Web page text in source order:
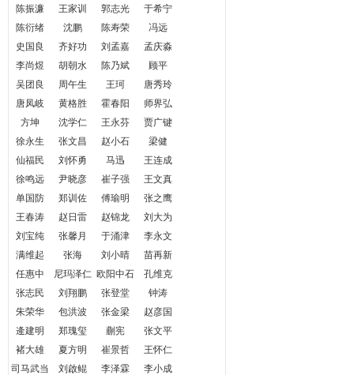
陈振濂
王家训 郭志光
于希宁
陈衍绪
沈鹏 陈寿荣
冯远
史国良
齐好功 刘孟嘉
孟庆淼
李尚煜
胡朝水 陈乃斌
顾平
吴团良
周午生 王珂
唐秀玲
唐凤岐
黄格胜 霍春阳
师界弘
方坤
沈学仁 王永芬
贾广键
徐永生
张文昌 赵小石
梁健
仙福民
刘怀勇 马迅
王连成
徐鸣远
尹晓彦 崔子强
王文真
单国防
郑训佐 傅瑜明
张之鹰
王春涛
赵日雷 赵锦龙
刘大为
刘宝纯
张馨月 于涌津
李永文
满维起
张海 刘小晴
苗再新
任惠中
尼玛泽仁 欧阳中石
孔维克
张志民
刘翔鹏 张登堂
钟涛
朱荣华
包洪波 张金梁
赵彦国
逄建明
郑瑰玺 蒯宪
张文平
褚大雄
夏方明 崔景哲
王怀仁
司马武当
刘啟鲲 李泽霖
李小成